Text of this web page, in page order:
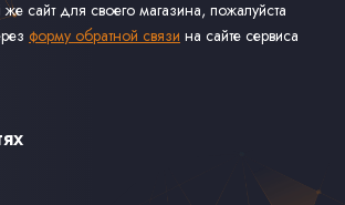
же сайт для своего магазина, пожалуйста
форму обратной связи на сайте сервиса
и Кассет